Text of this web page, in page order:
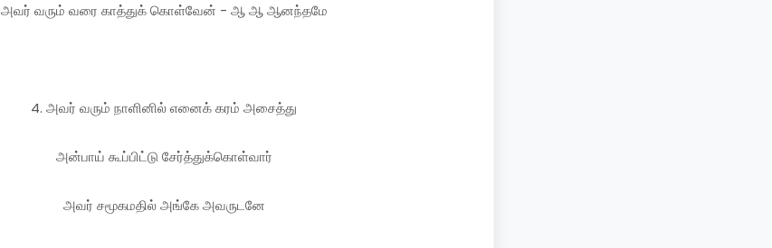
அவர் வரும் வரை காத்துக் கொள்வேன் - ஆ ஆ ஆனந்தமே
4. அவர் வரும் நாளினில் எனைக் கரம் அசைத்து
அன்பாய் கூப்பிட்டு சேர்த்துக்கொள்வார்
அவர் சமூகமதில் அங்கே அவருடனே